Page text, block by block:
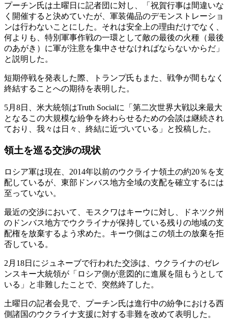
プーチン氏は土曜日に記者団に対し、「祝賀行事は間違いな
く開催すると決めていたが、軍装備品のデモンストレーショ
ンは行わないことにした。それは安全上の理由だけでなく、
何よりも、特別軍事作戦の一環として敵の最後の火種（最後
のあがき）に軍が注意を集中させなければならないからだ」
と説明した。
短期停戦を発表した際、トランプ氏もまた、戦争が間もなく
終結することへの期待を表明した。
5月8日、米大統領はTruth Socialに「第二次世界大戦以来最大
となるこの大規模な紛争を終わらせるための会談は継続され
ており、我々は日々、終結に近づいている」と投稿した。
領土を巡る交渉の現状
ロシア軍は現在、2014年以前のウクライナ領土の約20％を支
配しているが、東部ドンバス地方全域の支配を確立するには
至っていない。
最近の交渉において、モスクワはキーウに対し、ドネツク州
のドンバス地方でウクライナが保持している残りの地域の支
配権を放棄するよう求めた。キーウ側はこの領土の放棄を拒
否している。
2月18日にジュネーブで行われた交渉は、ウクライナのゼレ
ンスキー大統領が「ロシア側が意図的に進展を阻もうとして
いる」と非難したことで、突然終了した。
土曜日の記者会見で、プーチン氏は進行中の紛争における西
側諸国のウクライナ支援に対する非難を改めて表明した。